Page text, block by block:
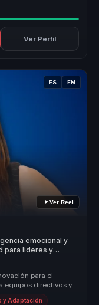
Ver Perfil
ES EN
Ver Reel
emocional y
para lideres y
para el
equipos directivos y
y Adaptación